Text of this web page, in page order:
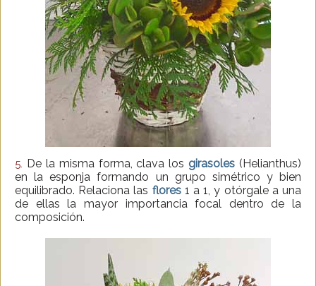
5. De la misma forma, clava los girasoles (Helianthus)
en la esponja formando un grupo simétrico y bien
equilibrado. Relaciona las flores1 a 1, y otórgale a una
de ellas la mayor importancia focal dentro de la
composición.